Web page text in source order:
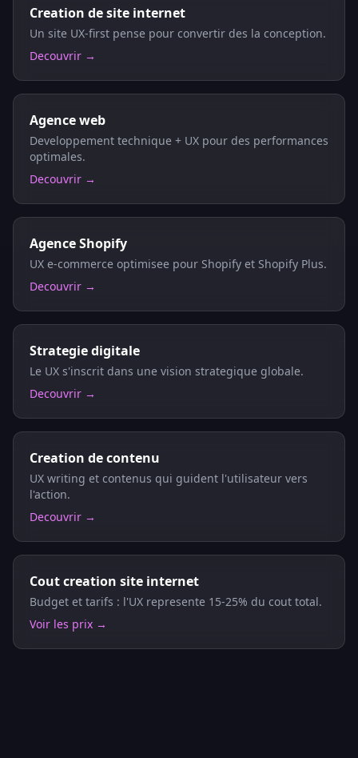
Creation de site internet
Un site UX-first pense pour convertir des la conception.
Decouvrir →
Agence web
Developpement technique + UX pour des performances
optimales.
Decouvrir →
Agence Shopify
UX e-commerce optimisee pour Shopify et Shopify Plus.
Decouvrir →
Strategie digitale
Le UX s'inscrit dans une vision strategique globale.
Decouvrir →
Creation de contenu
UX writing et contenus qui guident l'utilisateur vers
l'action.
Decouvrir →
Cout creation site internet
Budget et tarifs : l'UX represente 15-25% du cout total.
Voir les prix →